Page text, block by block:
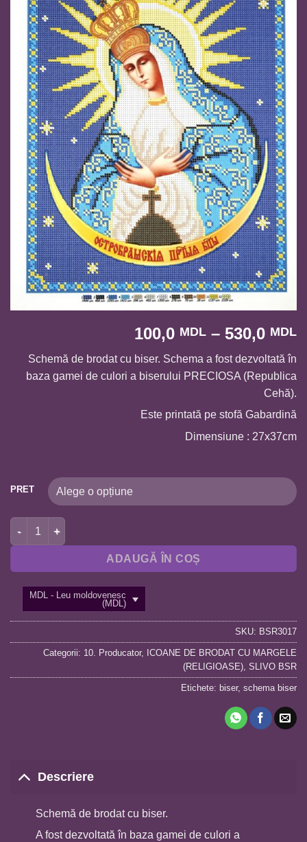
100,0 MDL – 530,0 MDL
Schemă de brodat cu biser. Schema a fost dezvoltată în
baza gamei de culori a biserului PRECIOSA (Republica
Cehă).
Este printată pe stofă Gabardină
Dimensiune : 27x37cm
PRET
Cantitate BSR3017 MAICA DOMNULUI A3
ADAUGĂ ÎN COȘ
MDL - Leu moldovenesc
(MDL)
SKU: BSR3017
Categorii: 10. Producator, ICOANE DE BRODAT CU MARGELE
(RELIGIOASE) SLIVO BSR
Etichete: biser, schema biser
Descriere
Schemă de brodat cu biser.
A fost dezvoltată în baza gamei de culori a